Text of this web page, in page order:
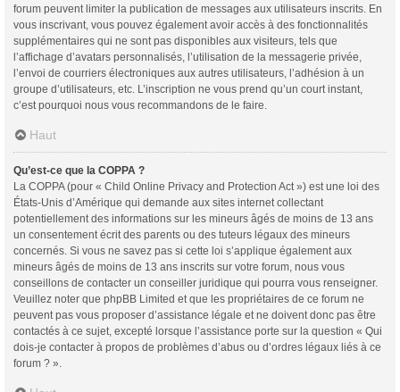
forum peuvent limiter la publication de messages aux utilisateurs inscrits. En
vous inscrivant, vous pouvez également avoir accès à des fonctionnalités
supplémentaires qui ne sont pas disponibles aux visiteurs, tels que
l’affichage d’avatars personnalisés, l’utilisation de la messagerie privée,
l’envoi de courriers électroniques aux autres utilisateurs, l’adhésion à un
groupe d’utilisateurs, etc. L’inscription ne vous prend qu’un court instant,
c’est pourquoi nous vous recommandons de le faire.
Haut
Qu’est-ce que la COPPA ?
La COPPA (pour « Child Online Privacy and Protection Act ») est une loi des
États-Unis d’Amérique qui demande aux sites internet collectant
potentiellement des informations sur les mineurs âgés de moins de 13 ans
un consentement écrit des parents ou des tuteurs légaux des mineurs
concernés. Si vous ne savez pas si cette loi s’applique également aux
mineurs âgés de moins de 13 ans inscrits sur votre forum, nous vous
conseillons de contacter un conseiller juridique qui pourra vous renseigner.
Veuillez noter que phpBB Limited et que les propriétaires de ce forum ne
peuvent pas vous proposer d’assistance légale et ne doivent donc pas être
contactés à ce sujet, excepté lorsque l’assistance porte sur la question « Qui
dois-je contacter à propos de problèmes d’abus ou d’ordres légaux liés à ce
forum ? ».